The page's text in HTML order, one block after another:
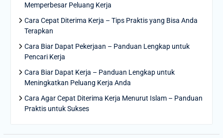
Memperbesar Peluang Kerja
Cara Cepat Diterima Kerja – Tips Praktis yang Bisa Anda
Terapkan
Cara Biar Dapat Pekerjaan – Panduan Lengkap untuk
Pencari Kerja
Cara Biar Dapat Kerja – Panduan Lengkap untuk
Meningkatkan Peluang Kerja Anda
Cara Agar Cepat Diterima Kerja Menurut Islam – Panduan
Praktis untuk Sukses